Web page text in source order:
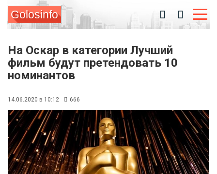
Golosinfo
На Оскар в категории Лучший
фильм будут претендовать 10
номинантов
14.06.2020 в 10:12 666